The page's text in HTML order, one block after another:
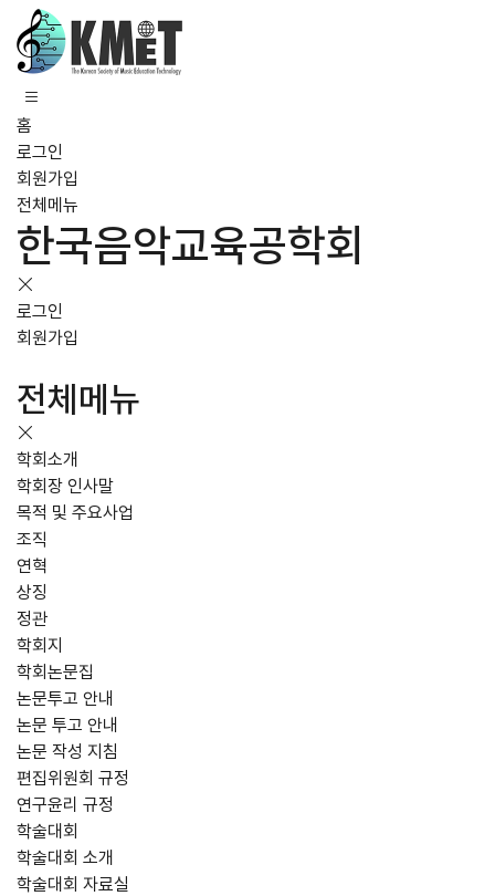
홈
로그인
회원가입
전체메뉴
한국음악교육공학회
로그인
회원가입
전체메뉴
학회소개
학회장 인사말
목적 및 주요사업
조직
연혁
상징
정관
학회지
학회논문집
논문투고 안내
논문 투고 안내
논문 작성 지침
편집위원회 규정
연구윤리 규정
학술대회
학술대회 소개
학술대회 자료실